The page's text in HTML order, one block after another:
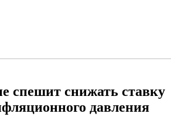
спешит снижать ставку
давления